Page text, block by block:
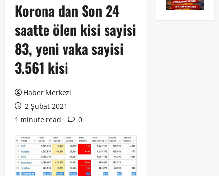
Korona dan Son 24
saatte ölen kisi sayisi
83, yeni vaka sayisi
3.561 kisi
Haber Merkezi
2 Şubat 2021
1 minute read
0